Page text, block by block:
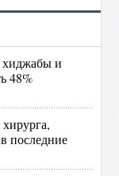
хиджабы и
48%
последние